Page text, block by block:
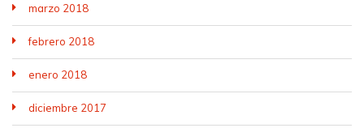
marzo 2018
febrero 2018
enero 2018
diciembre 2017